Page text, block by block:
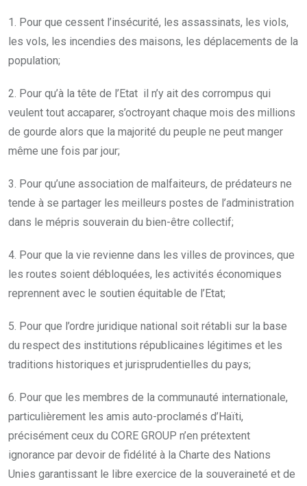
1. Pour que cessent l’insécurité, les assassinats, les viols,
les vols, les incendies des maisons, les déplacements de la
population;
2. Pour qu’à la tête de l’Etat il n’y ait des corrompus qui
veulent tout accaparer, s’octroyant chaque mois des millions
de gourde alors que la majorité du peuple ne peut manger
même une fois par jour;
3. Pour qu’une association de malfaiteurs, de prédateurs ne
tende à se partager les meilleurs postes de l’administration
dans le mépris souverain du bien-être collectif;
4. Pour que la vie revienne dans les villes de provinces, que
les routes soient débloquées, les activités économiques
reprennent avec le soutien équitable de l’Etat;
5. Pour que l’ordre juridique national soit rétabli sur la base
du respect des institutions républicaines légitimes et les
traditions historiques et jurisprudentielles du pays;
6. Pour que les membres de la communauté internationale,
particulièrement les amis auto-proclamés d’Haïti,
précisément ceux du CORE GROUP n’en prétextent
ignorance par devoir de fidélité à la Charte des Nations
Unies garantissant le libre exercice de la souveraineté et de